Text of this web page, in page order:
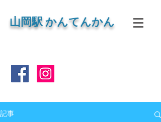
山岡駅 かんてんかん
記事